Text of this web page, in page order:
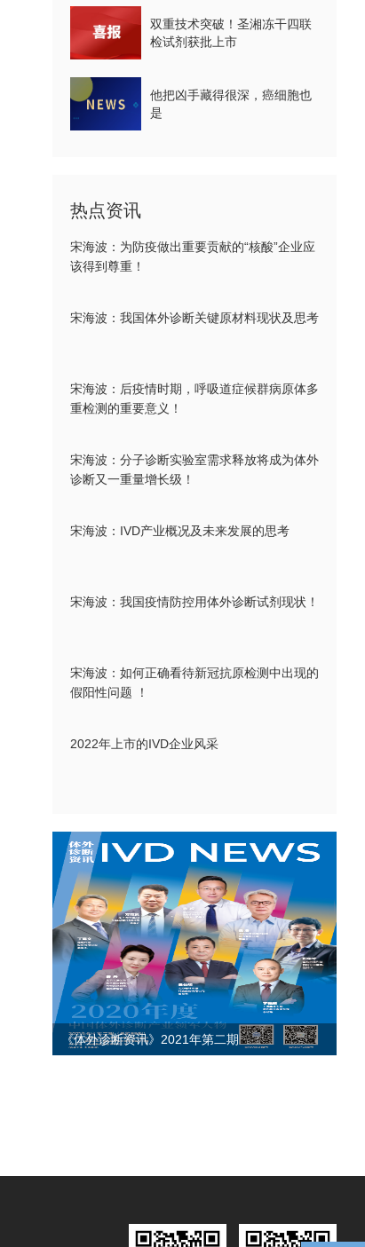
双重技术突破！圣湘冻干四联
检试剂获批上市
他把凶手藏得很深，癌细胞也
是
热点资讯
宋海波：为防疫做出重要贡献的“核酸”企业应
该得到尊重！
宋海波：我国体外诊断关键原材料现状及思考
宋海波：后疫情时期，呼吸道症候群病原体多
重检测的重要意义！
宋海波：分子诊断实验室需求释放将成为体外
诊断又一重量增长级！
宋海波：IVD产业概况及未来发展的思考
宋海波：我国疫情防控用体外诊断试剂现状！
宋海波：如何正确看待新冠抗原检测中出现的
假阳性问题 ！
2022年上市的IVD企业风采
《体外诊断资讯》2021年第二期